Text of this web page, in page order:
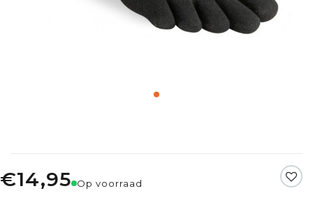
€14,95 Op voorraad